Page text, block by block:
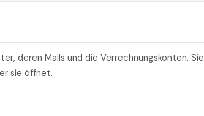
deren Mails und die Verrechnungskonten. Sie
sie öffnet.